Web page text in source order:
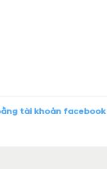
tài khoản facebook